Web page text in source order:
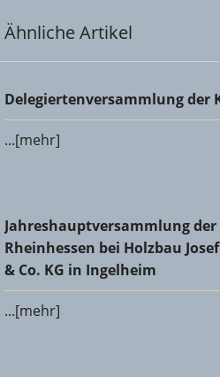
Ähnliche Artikel
Delegiertenversammlung der
Delegiertenversammlung der
...[mehr]
Jahreshauptversammlung der
Rheinhessen bei Holzbau Josef
Co. KG in Ingelheim
Jahreshauptversammlung
Rheinhessen bei Holzbau
& Co. KG in Ingelheim
...[mehr]